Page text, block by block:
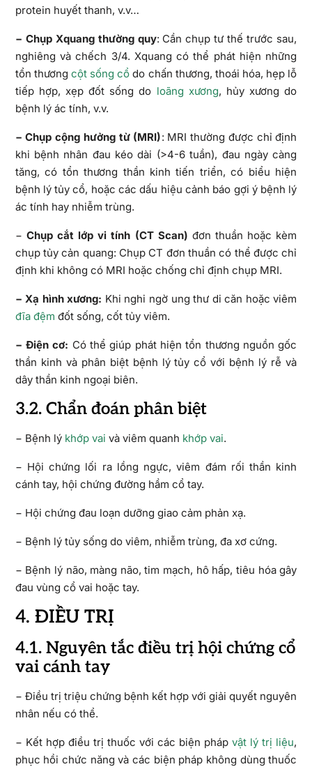
protein huyết thanh, v.v…
− Chụp Xquang thường quy: Cần chụp tư thế trước sau,
nghiêng và chếch 3/4. Xquang có thể phát hiện những
tổn thương cột sống cổ do chấn thương, thoái hóa, hẹp lỗ
tiếp hợp, xẹp đốt sống do loãng xương, hủy xương do
bệnh lý ác tính, v.v.
− Chụp cộng hưởng từ (MRI): MRI thường được chỉ định
khi bệnh nhân đau kéo dài (>4-6 tuần), đau ngày càng
tăng, có tổn thương thần kinh tiến triển, có biểu hiện
bệnh lý tủy cổ, hoặc các dấu hiệu cảnh báo gợi ý bệnh lý
ác tính hay nhiễm trùng.
− Chụp cắt lớp vi tính (CT Scan) đơn thuần hoặc kèm
chụp tủy cản quang: Chụp CT đơn thuần có thể được chỉ
định khi không có MRI hoặc chống chỉ định chụp MRI.
− Xạ hình xương: Khi nghi ngờ ung thư di căn hoặc viêm
đĩa đệm đốt sống, cốt tủy viêm.
− Điện cơ: Có thể giúp phát hiện tổn thương nguồn gốc
thần kinh và phân biệt bệnh lý tủy cổ với bệnh lý rễ và
dây thần kinh ngoại biên.
3.2. Chẩn đoán phân biệt
− Bệnh lý khớp vai và viêm quanh khớp vai.
− Hội chứng lối ra lồng ngực, viêm đám rối thần kinh
cánh tay, hội chứng đường hầm cổ tay.
− Hội chứng đau loạn dưỡng giao cảm phản xạ.
− Bệnh lý tủy sống do viêm, nhiễm trùng, đa xơ cứng.
− Bệnh lý não, màng não, tim mạch, hô hấp, tiêu hóa gây
đau vùng cổ vai hoặc tay.
4. ĐIỀU TRỊ
4.1. Nguyên tắc điều trị hội chứng cổ
vai cánh tay
− Điều trị triệu chứng bệnh kết hợp với giải quyết nguyên
nhân nếu có thể.
− Kết hợp điều trị thuốc với các biện phápvật lý trị liệu,
phục hồi chức năng và các biện pháp không dùng thuốc